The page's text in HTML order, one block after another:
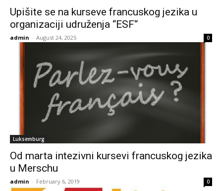
Upišite se na kurseve francuskog jezika u
organizaciji udruženja “ESF“
admin - August 24, 2025 0
Luksemburg
Od marta intezivni kursevi francuskog jezika
u Merschu
admin - February 6, 2019 0